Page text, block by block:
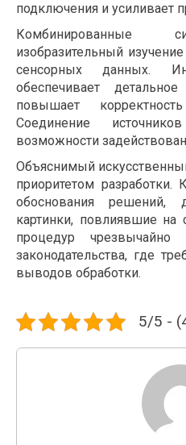
подключения и усиливает
Комбинированные
изобразительный
сенсорных данных.
обеспечивает
повышает
Соединение
возможности
Объяснимый
приоритетом
обоснования решений,
картинки, повлиявшие на
процедур
законодательства, где
выводов обработки.
5/5 -